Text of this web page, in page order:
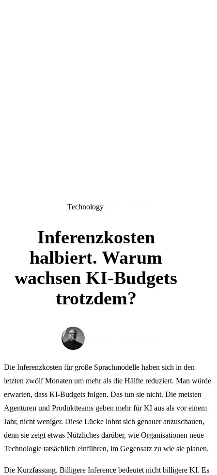
Technology
Inferenzkosten
halbiert. Warum
wachsen KI-Budgets
trotzdem?
Die Inferenzkosten für große Sprachmodelle haben sich in den
letzten zwölf Monaten um mehr als die Hälfte reduziert. Man würde
erwarten, dass KI-Budgets folgen. Das tun sie nicht. Die meisten
Agenturen und Produktteams geben mehr für KI aus als vor einem
Jahr, nicht weniger. Diese Lücke lohnt sich genauer anzuschauen,
denn sie zeigt etwas Nützliches darüber, wie Organisationen neue
Technologie tatsächlich einführen, im Gegensatz zu wie sie planen.
Die Kurzfassung. Billigere Inference bedeutet nicht billigere KI. Es